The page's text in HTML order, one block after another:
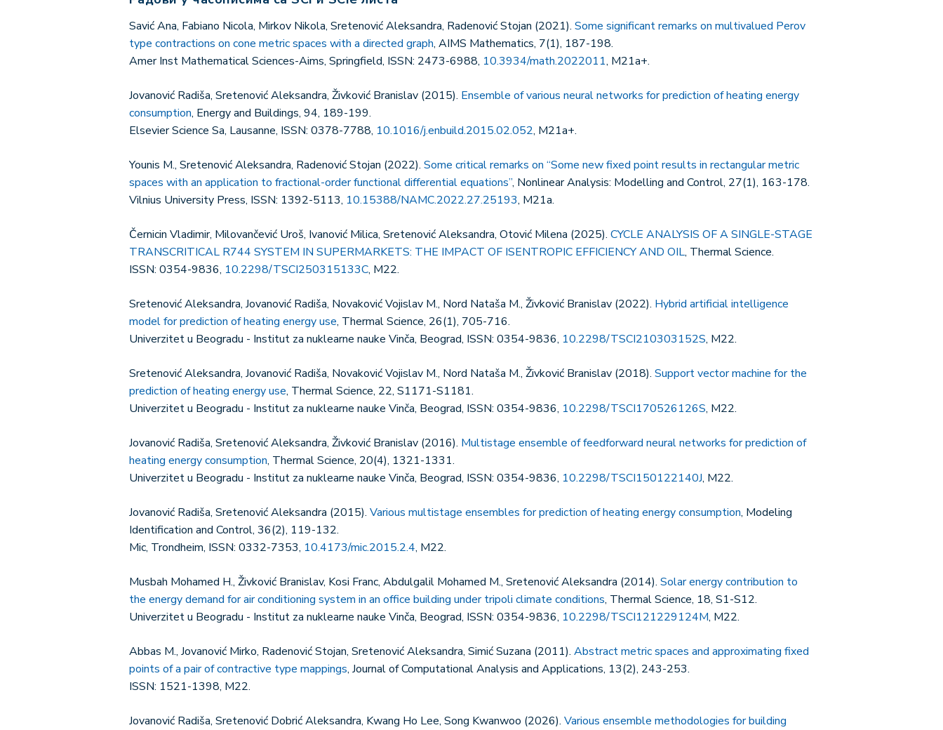
Savić Ana, Fabiano Nicola, Mirkov Nikola, Sretenović Aleksandra, Radenović Stojan (2021). Some significant remarks on multivalued Perov
type contractions on cone metric spaces with a directed graph, AIMS Mathematics, 7(1), 187-198.
Amer Inst Mathematical Sciences-Aims, Springfield, ISSN: 2473-6988, 10.3934/math.2022011, M21a+.
Jovanović Radiša, Sretenović Aleksandra, Živković Branislav (2015). Ensemble of various neural networks for prediction of heating energy
consumption, Energy and Buildings, 94, 189-199.
Elsevier Science Sa, Lausanne, ISSN: 0378-7788, 10.1016/j.enbuild.2015.02.052, M21a+.
Younis M., Sretenović Aleksandra, Radenović Stojan (2022). Some critical remarks on “Some new fixed point results in rectangular metric
spaces with an application to fractional-order functional differential equations”, Nonlinear Analysis: Modelling and Control, 27(1), 163-178.
Vilnius University Press, ISSN: 1392-5113, 10.15388/NAMC.2022.27.25193, M21a.
Černicin Vladimir, Milovančević Uroš, Ivanović Milica, Sretenović Aleksandra, Otović Milena (2025). CYCLE ANALYSIS OF A SINGLE-STAGE
TRANSCRITICAL R744 SYSTEM IN SUPERMARKETS: THE IMPACT OF ISENTROPIC EFFICIENCY AND OIL, Thermal Science.
ISSN: 0354-9836, 10.2298/TSCI250315133C, M22.
Sretenović Aleksandra, Jovanović Radiša, Novaković Vojislav M., Nord Nataša M., Živković Branislav (2022). Hybrid artificial intelligence
model for prediction of heating energy use, Thermal Science, 26(1), 705-716.
Univerzitet u Beogradu - Institut za nuklearne nauke Vinča, Beograd, ISSN: 0354-9836, 10.2298/TSCI210303152S, M22.
Sretenović Aleksandra, Jovanović Radiša, Novaković Vojislav M., Nord Nataša M., Živković Branislav (2018). Support vector machine for the
prediction of heating energy use, Thermal Science, 22, S1171-S1181.
Univerzitet u Beogradu - Institut za nuklearne nauke Vinča, Beograd, ISSN: 0354-9836, 10.2298/TSCI170526126S, M22.
Jovanović Radiša, Sretenović Aleksandra, Živković Branislav (2016). Multistage ensemble of feedforward neural networks for prediction of
heating energy consumption, Thermal Science, 20(4), 1321-1331.
Univerzitet u Beogradu - Institut za nuklearne nauke Vinča, Beograd, ISSN: 0354-9836, 10.2298/TSCI150122140J, M22.
Jovanović Radiša, Sretenović Aleksandra (2015). Various multistage ensembles for prediction of heating energy consumption, Modeling
Identification and Control, 36(2), 119-132.
Mic, Trondheim, ISSN: 0332-7353, 10.4173/mic.2015.2.4, M22.
Musbah Mohamed H., Živković Branislav, Kosi Franc, Abdulgalil Mohamed M., Sretenović Aleksandra (2014). Solar energy contribution to
the energy demand for air conditioning system in an office building under tripoli climate conditions, Thermal Science, 18, S1-S12.
Univerzitet u Beogradu - Institut za nuklearne nauke Vinča, Beograd, ISSN: 0354-9836, 10.2298/TSCI121229124M, M22.
Abbas M., Jovanović Mirko, Radenović Stojan, Sretenović Aleksandra, Simić Suzana (2011). Abstract metric spaces and approximating fixed
points of a pair of contractive type mappings, Journal of Computational Analysis and Applications, 13(2), 243-253.
ISSN: 1521-1398, M22.
Jovanović Radiša, Sretenović Dobrić Aleksandra, Kwang Ho Lee, Song Kwanwoo (2026). Various ensemble methodologies for building